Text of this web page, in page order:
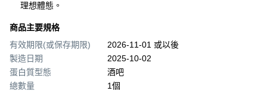
理想體態。
商品主要規格
有效期限(或保存期限)
2026-11-01 或以後
製造日期
2025-10-02
蛋白質型態
酒吧
總數量
1個